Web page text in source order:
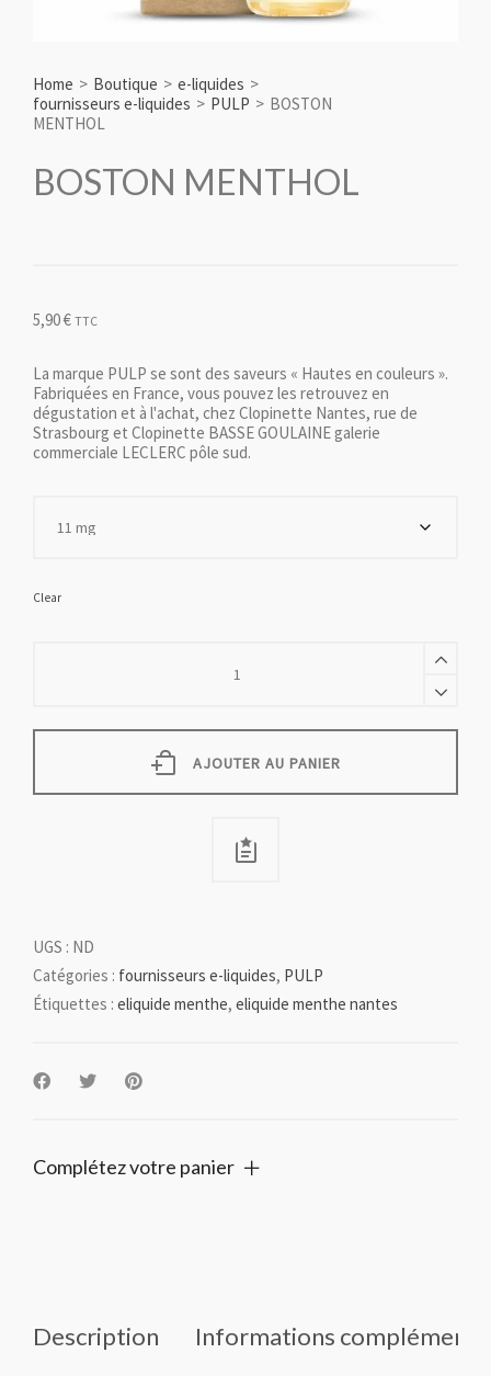
Home > Boutique > e-liquides >
fournisseurs e-liquides > PULP > BOSTON
MENTHOL
BOSTON MENTHOL
5,90€ TTC
La marque PULP se sont des saveurs « Hautes en couleurs ».
Fabriquées en France, vous pouvez les retrouvez en
dégustation et à l'achat, chez Clopinette Nantes, rue de
Strasbourg et Clopinette BASSE GOULAINE galerie
commerciale LECLERC pôle sud.
Clear
AJOUTER AU PANIER
UGS : ND
Catégories : fournisseurs e-liquides, PULP
Étiquettes : eliquide menthe, eliquide menthe nantes
Complétez votre panier
Description Informations